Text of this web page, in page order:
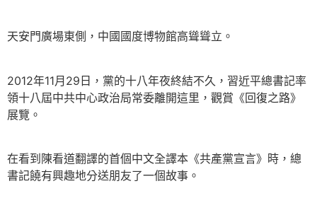
天安門廣場東側，中國國度博物館高聳聳立。
2012年11月29日，黨的十八年夜終結不久，習近平總書記率
領十八屆中共中心政治局常委離開這里，觀賞《回復之路》
展覽。
在看到陳看道翻譯的首個中文全譯本《共產黨宣言》時，總
書記饒有興趣地分送朋友了一個故事。